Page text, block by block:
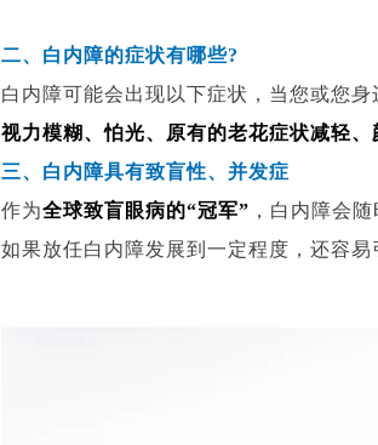
二、白内障的症状有哪些?
白内障可能会出现以下症状，当您或您
视力模糊、怕光、原有的老花症状减轻
三、白内障具有致盲性、并发症
作为全球致盲眼病的“冠军” ，白内障会
如果放任白内障发展到一定程度，还容